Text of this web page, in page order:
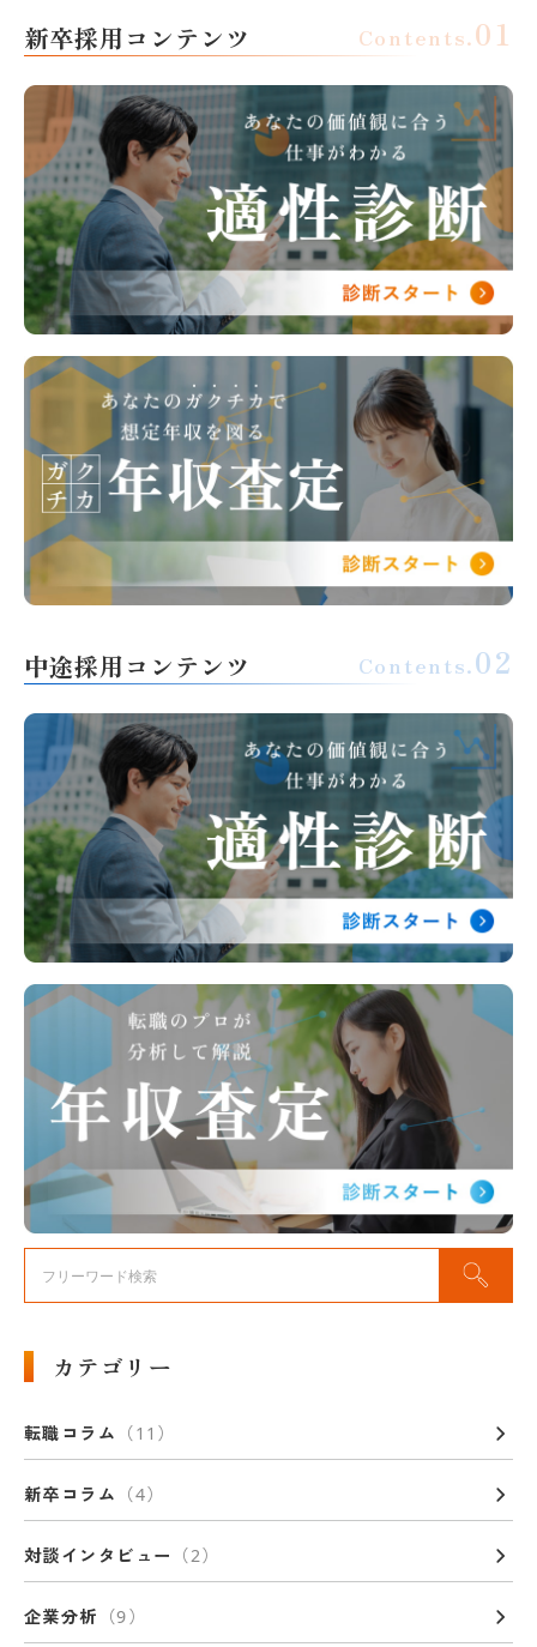
新卒採用コンテンツ
中途採用コンテンツ
カテゴリー
転職コラム
新卒コラム
対談インタビュー
企業分析